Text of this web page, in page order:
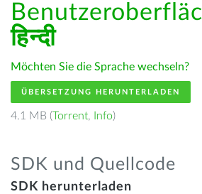
हिन्दी
Möchten Sie die Sprache wechseln?
ÜBERSETZUNG HERUNTERLADEN
4.1 MB (Torrent, Info)
SDK und Quellcode
SDK herunterladen